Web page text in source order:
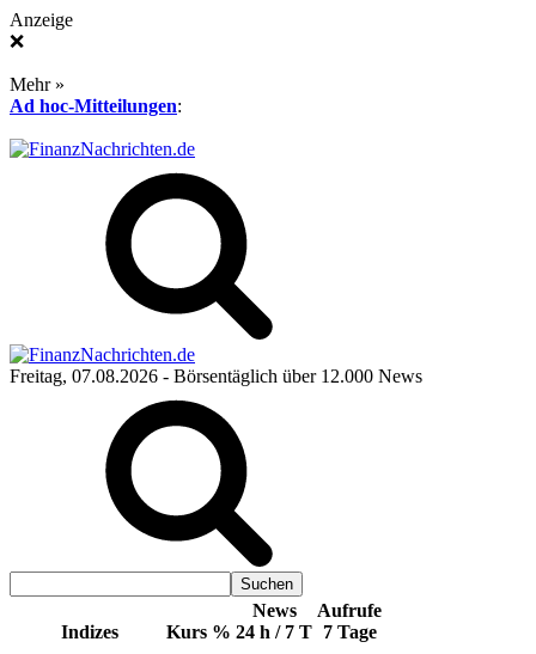
Anzeige
❌
Mehr »
Ad hoc-Mitteilungen:
Freitag, 07.08.2026 - Börsentäglich über 12.000 News
Indizes Kurs %
News
24 h / 7 T
Aufrufe
7 Tage